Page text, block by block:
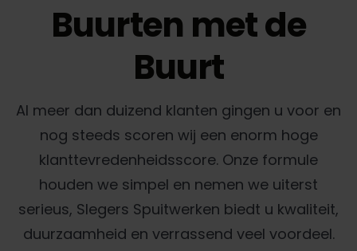
Buurten met de
Buurt
Al meer dan duizend klanten gingen u voor en
nog steeds scoren wij een enorm hoge
klanttevredenheidsscore. Onze formule
houden we simpel en nemen we uiterst
serieus, Slegers Spuitwerken biedt u kwaliteit,
duurzaamheid en verrassend veel voordeel.